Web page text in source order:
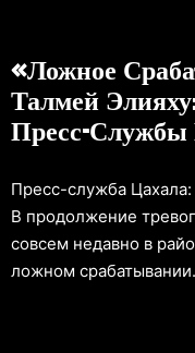
«Ложное
Талмей
Пресс-
Пресс-служба Цахала:
В продолжение
совсем недавно в
ложном срабатывании.